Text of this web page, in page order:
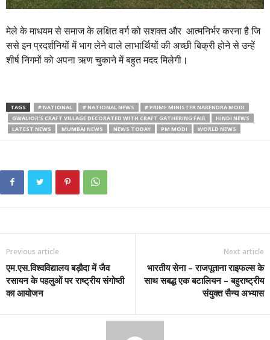
मेले के माधयम से समाज के लक्षित वर्ग को सशक्त और आत्मनिर्भर करना है जि
ससे इन प्रदर्शनियों में भाग लेने वाले लाभार्थियों की अच्छी बिक्री होने से उन्हें
शीर्ष निगमों को अपना ऋण चुकाने में बहुत मदद मिलेगी।
TAGS # NATIONAL # NATIONAL NEWS
# PRIME MINISTER NARENDRA MODI
GWALIOR'S CRAFT VILLAGE DECORATED WITH CRAFT GATHERING FAIR
HINDI NEWS
LATEST NEWS
MUMBAI NEWS NEWS TODAY PM MODI WORLD NEWS
Previous article
एम.एस.विश्वविद्यालय बड़ौदा में जैव
रसायन के पहलुओं पर राष्ट्रीय संगोष्ठी
का आयोजन
Next article
भारतीय सेना – राजपूताना राइफल्स के
साथ सबद्ध एक बटालियन – बहुराष्ट्रीय
संयुक्त सैन्य अभ्यास